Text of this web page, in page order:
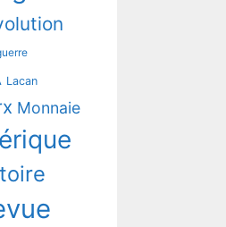
Lacan
Monnaie